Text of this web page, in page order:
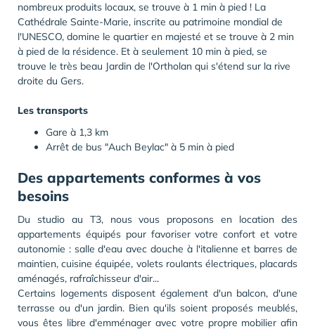
nombreux produits locaux, se trouve à 1 min à pied ! La
Cathédrale Sainte-Marie, inscrite au patrimoine mondial de
l'UNESCO, domine le quartier en majesté et se trouve à 2 min
à pied de la résidence. Et à seulement 10 min à pied, se
trouve le très beau Jardin de l'Ortholan qui s'étend sur la rive
droite du Gers.
Les transports
Gare à 1,3 km
Arrêt de bus "Auch Beylac" à 5 min à pied
Des appartements conformes à vos
besoins
Du studio au T3, nous vous proposons en location des
appartements équipés pour favoriser votre confort et votre
autonomie : salle d'eau avec douche à l'italienne et barres de
maintien, cuisine équipée, volets roulants électriques, placards
aménagés, rafraîchisseur d'air...
Certains logements disposent également d'un balcon, d'une
terrasse ou d'un jardin. Bien qu'ils soient proposés meublés,
vous êtes libre d'emménager avec votre propre mobilier afin